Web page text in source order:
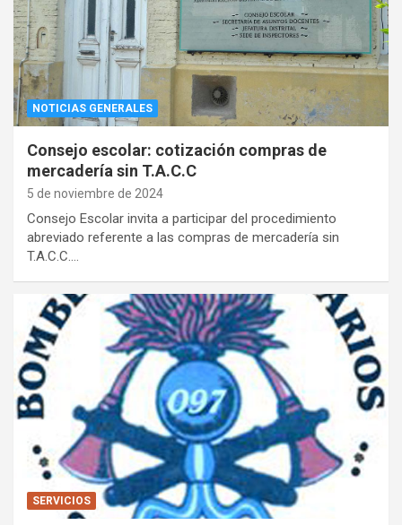
NOTICIAS GENERALES
Consejo escolar: cotización compras de
mercadería sin T.A.C.C
5 de noviembre de 2024
Consejo Escolar invita a participar del procedimiento
abreviado referente a las compras de mercadería sin
T.A.C.C.…
SERVICIOS